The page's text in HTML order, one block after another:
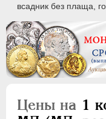
всадник без плаща,
Цены на 1
ПEТР I 1699 - 1725
Серебро
Медь